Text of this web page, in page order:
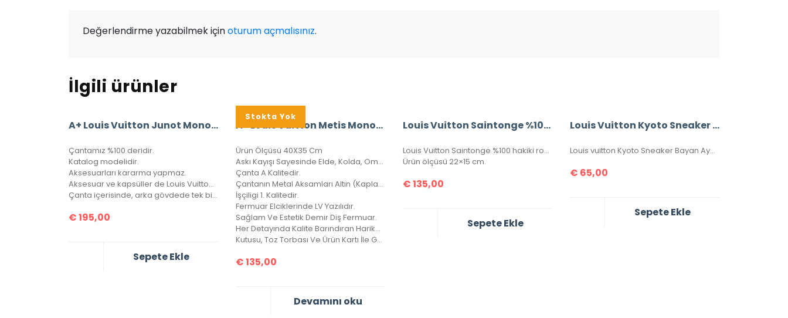
Değerlendirme yazabilmek içinoturum açmalısınız.
İlgili ürünler
A+ Louis Vuitton Junot Monogram Empreinte Leather (Siyah)
Çantamız %100 deridir.
Katalog modelidir.
Aksesuarları kararma yapmaz.
Aksesuar ve kapsüller de Louis Vuitton yazısı mevcuttur.
Çanta içerisinde, arka gövdede tek bir göz bulunmaktadır.
€195,00
Sepete Ekle
Stokta Yok
A+ Louis Vuitton Metis Monogram Hobo Shoulder Bag CRL327
Ürün Ölçüsü 40X35 Cm
Askı Kayışı Sayesinde Elde, Kolda, Omuzda Çarpraz Ve Düz Taşınabilir.
Çanta A Kalitedir.
Çantanın Metal Aksamları Altın (Kaplama) Diye Tabir Edilen Altın Banyodur, Yıllarca Kararma Yapmaz.
İşçiligi 1. Kalitedir.
Fermuar Elciklerinde LV Yazılıdır.
Sağlam Ve Estetik Demir Diş Fermuar.
Her Detayında Kalite Barındıran Harika Bir Çanta, 4 Mevsim Kullanılabilir.
Kutusu, Toz Torbası Ve Ürün Kartı İle Gönderilir. Vejital Deridir.
€135,00
Devamını oku
Louis Vuitton Saintonge %100 Hakiki Roys Deri,
Louis Vuitton Saintonge %100 hakiki roys deri, ithal aksesuar takımı, ithal kumaş, simetrik kesim, seri numaralı, kutulu, toz torbalı ve sertifikalı olarak gönderilecektir.
Ürün ölçüsü 22×15 cm.
€135,00
Sepete Ekle
Louis Vuitton Kyoto Sneaker Bayan Ayakkabı
Louis vuitton Kyoto Sneaker Bayan Ayakkabı, Hakiki Deri, 36-37-38-39-40 Numaraları Mevcuttur.
€ 65,00
Sepete Ekle